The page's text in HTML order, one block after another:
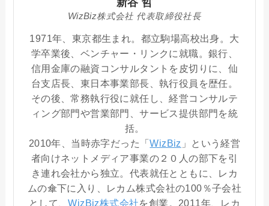
新谷 哲
WizBiz株式会社 代表取締役社長
1971年、東京都生まれ。都立駒場高校出身。大
学卒業後、ベンチャー・リンクに就職。銀行、
信用金庫の融資コンサルタントを皮切りに、仙
台支店長、東日本事業部長、執行役員を歴任。
その後、常務執行役に就任し、経営コンサルテ
ィング部門や営業部門、サービス提供部門を統
括。
2010年、当時赤字だった「WizBiz 」という経営
者向けネットメディア事業の２０人の部下を引
き連れ会社から独立。代表就任とともに、レカ
ムの傘下に入り、レカム株式会社の100％子会社
として、WizBiz株式会社を創業。2011年、レカ